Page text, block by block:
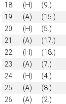
18.
(H) (9.)
19.
(A) (15.)
20.
(H) (5.)
21.
(A) (17.)
22.
(H) (18.)
23.
(A) (7.)
24.
(H) (4.)
25.
(A) (8.)
26.
(A) (2.)